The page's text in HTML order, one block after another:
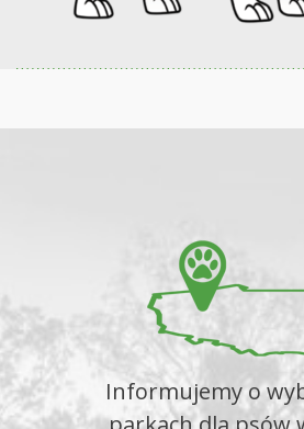
Informujemy o